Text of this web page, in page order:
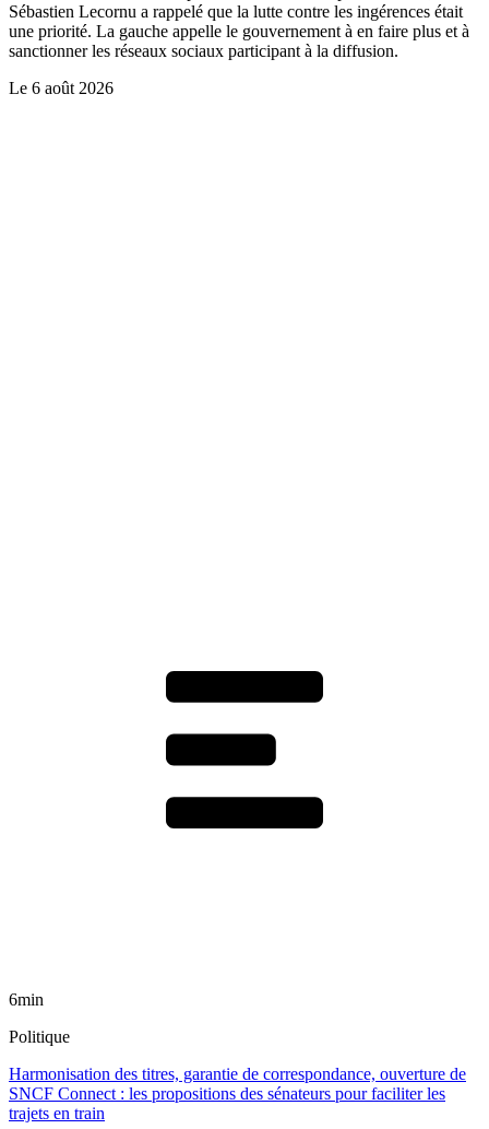
Sébastien Lecornu a rappelé que la lutte contre les ingérences était
une priorité. La gauche appelle le gouvernement à en faire plus et à
sanctionner les réseaux sociaux participant à la diffusion.
Le 6 août 2026
6min
Politique
Harmonisation des titres, garantie de correspondance, ouverture de
SNCF Connect : les propositions des sénateurs pour faciliter les
trajets en train